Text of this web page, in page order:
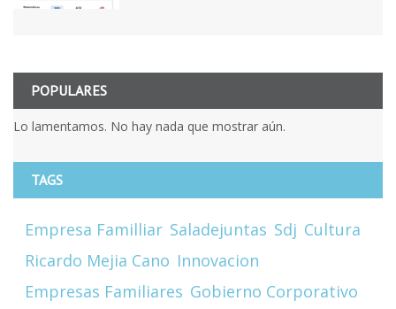
POPULARES
Lo lamentamos. No hay nada que mostrar aún.
TAGS
Empresa Familliar Saladejuntas Sdj Cultura
Ricardo Mejia Cano Innovacion
Empresas Familiares Gobierno Corporativo